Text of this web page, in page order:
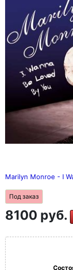
Marilyn Monroe - I
Под заказ
8100 руб.